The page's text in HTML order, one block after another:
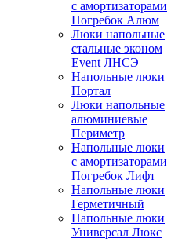
с амортизаторами
Погребок Алюм
Люки напольные
стальные эконом
Event ЛНСЭ
Напольные люки
Портал
Люки напольные
алюминиевые
Периметр
Напольные люки
с амортизаторами
Погребок Лифт
Напольные люки
Герметичный
Напольные люки
Универсал Люкс